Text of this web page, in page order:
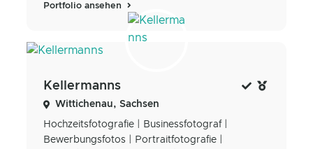
Portfolio ansehen
Kellermanns
Wittichenau, Sachsen
Hochzeitsfotografie | Businessfotograf |
Bewerbungsfotos | Portraitfotografie |